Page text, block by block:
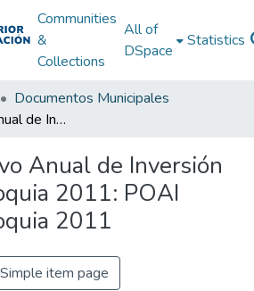
Communities
&
Collections
All of
DSpace
Statistics
Documentos Municipales
Plan Operativo Anual de Inversión Argelia Antioquia 2011: POAI Argelia Antioquia 2011
Anual de Inversión
2011: POAI
2011
Simple item page